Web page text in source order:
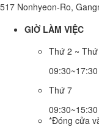
517 Nonhyeon-Ro,
GIỜ LÀM VIỆC
Thứ 2 ~
09:30~17:30
Thứ 7
09:30~15:30
*Đóng cửa